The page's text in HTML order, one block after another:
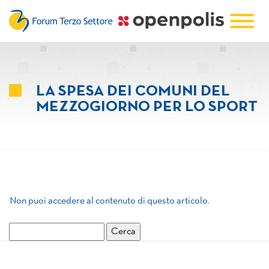
LA SPESA DEI COMUNI DEL
MEZZOGIORNO PER LO SPORT
Non puoi accedere al contenuto di questo articolo.
per: